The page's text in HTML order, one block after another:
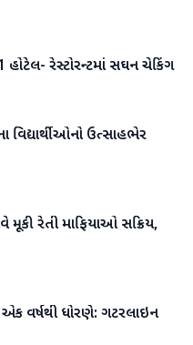
રેસ્ટોરન્ટમાં સઘન ચેકિંગ
વિદ્યાર્થીઓનો ઉત્સાહભેર
મૂકી રેતી માફિયાઓ સક્રિય,
એક વર્ષથી ધોરણે: ગટરલાઇન